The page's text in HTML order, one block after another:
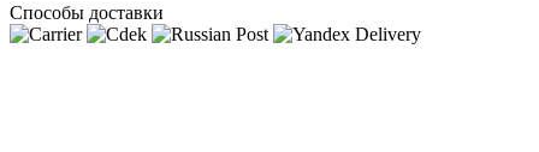
Способы доставки